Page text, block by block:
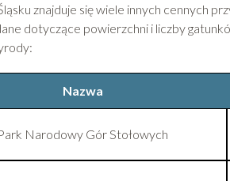
znajduje się wiele innych cennych
dotyczące powierzchni i liczby
Nazwa
Narodowy Gór Stołowych